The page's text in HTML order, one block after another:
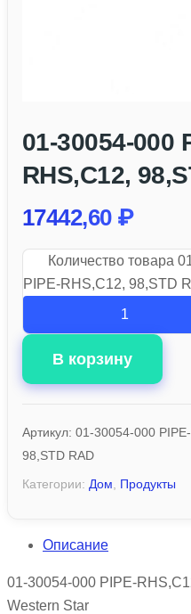
01-30054-000
RHS,C12,
17442,60 ₽
Количество товара
PIPE-RHS,C12, 98,STD
В корзину
Артикул: 01-30054-000 PIPE-
98,STD RAD
Категории: Дом Продукты
Описание
01-30054-000 PIPE-
Western Star